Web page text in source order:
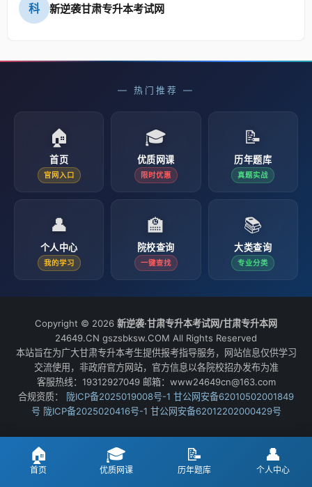
科 新逆袭甘肃专升本考试网
— 热门推荐 —
🏠
首页
官网入口
🎓
优质网课
限时优惠
📝
历年题库
真题实战
👤
个人中心
我的学习
🏫
院校查询
一键查找
📚
大类查询
专业分类
Copyright © 2026 新逆袭·甘肃专升本考试网/甘肃专升本网
24649.CN gszsbksw.COM All Rights Reserved
本站旨在为广大甘肃专升本考生提供报考指导服务，网站信息仅供学习
交流使用，非政府官方网站，官方信息以各院校招办发布为准
客服热线：19312927049 邮箱：www24649cn@163.com
合规资质：
陇ICP备2025019008号-1 甘公网安备62010502001849
号 陇ICP备2025020416号-1 甘公网安备62012202000429号
🏠
首页
🎓
优质网课
📝
历年题库
👤
个人中心